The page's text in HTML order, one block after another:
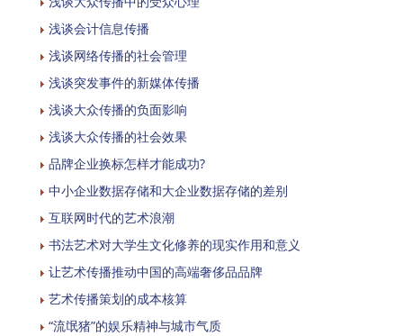
浅谈会计信息传播
浅谈网络传播的社会管理
浅谈突发事件的新媒体传播
浅谈大众传播的负面影响
浅谈大众传播的社会效果
品牌企业换标怎样才能成功?
中小企业数据存储和大企业数据存储的差别
互联网时代的艺术浪潮
书法艺术对大学生文化修养的现实作用和意义
让艺术传播推动中国的高端奢侈品品牌
艺术传播策划的成本核算
“流氓猪”的娱乐精神与城市气质